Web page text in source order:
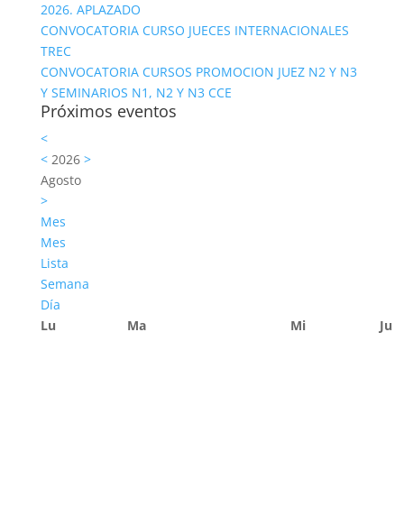
2026. APLAZADO
CONVOCATORIA CURSO JUECES INTERNACIONALES
TREC
CONVOCATORIA CURSOS PROMOCION JUEZ N2 Y N3
Y SEMINARIOS N1, N2 Y N3 CCE
Próximos eventos
<
<2026 >
Agosto
>
Mes
Mes
Lista
Semana
Día
Lu
Ma Mi Ju